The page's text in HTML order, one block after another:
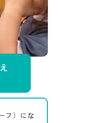
フ）にな